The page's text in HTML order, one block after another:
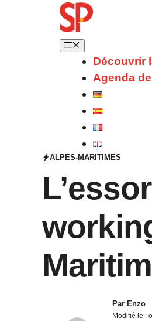
Découvrir
Agenda
ALPES-MARITIMES
Par Enzo
Modifié le :